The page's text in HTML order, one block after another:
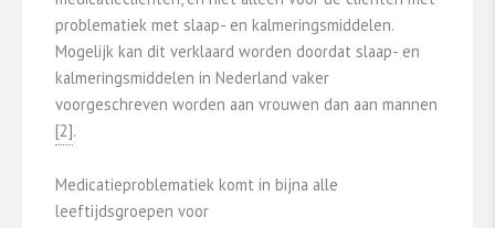
problematiek met slaap- en kalmeringsmiddelen.
Mogelijk kan dit verklaard worden doordat slaap- en
kalmeringsmiddelen in Nederland vaker
voorgeschreven worden aan vrouwen dan aan mannen
​[2]​.
Medicatieproblematiek komt in bijna alle
leeftijdsgroepen voor